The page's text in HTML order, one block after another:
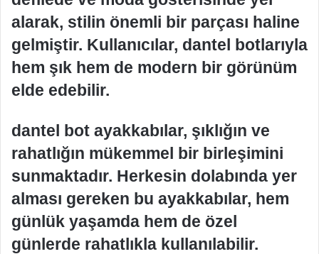
alarak, stilin önemli bir parçası haline
gelmiştir. Kullanıcılar, dantel botlarıyla
hem şık hem de modern bir görünüm
elde edebilir.
dantel bot ayakkabılar, şıklığın ve
rahatlığın mükemmel bir birleşimini
sunmaktadır. Herkesin dolabında yer
alması gereken bu ayakkabılar, hem
günlük yaşamda hem de özel
günlerde rahatlıkla kullanılabilir.